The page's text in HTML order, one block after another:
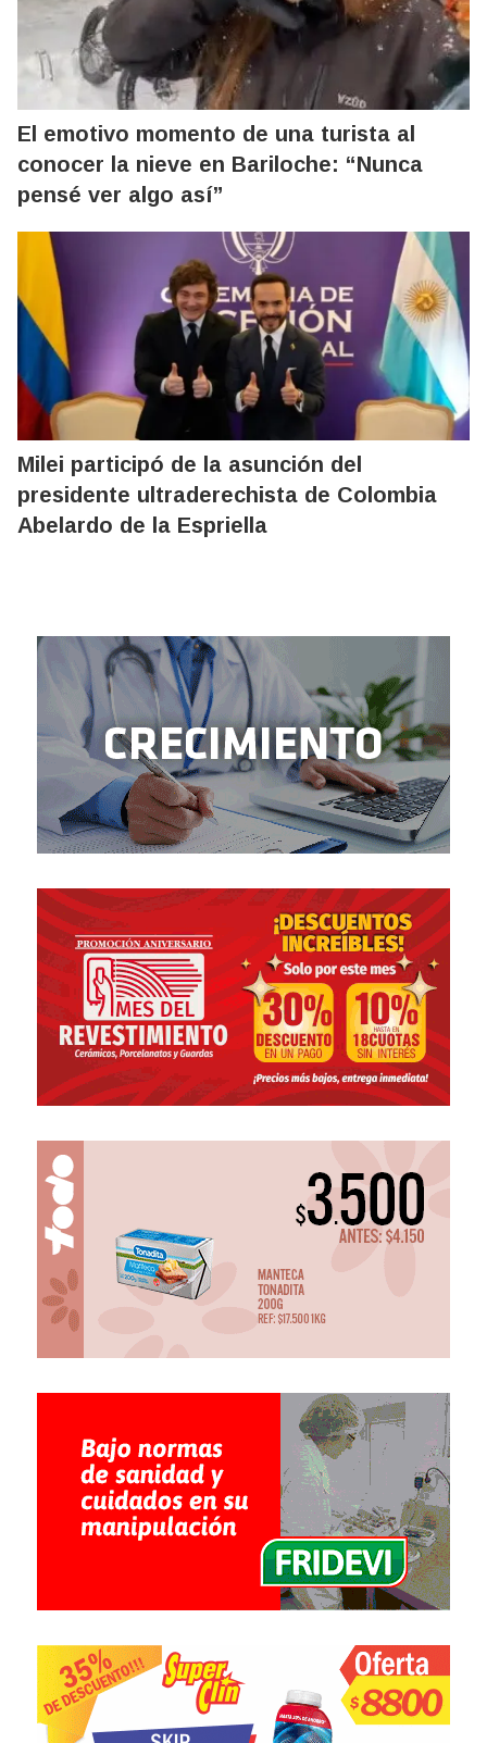
El emotivo momento de una turista al
conocer la nieve en Bariloche: “Nunca
pensé ver algo así”
Milei participó de la asunción del
presidente ultraderechista de Colombia
Abelardo de la Espriella